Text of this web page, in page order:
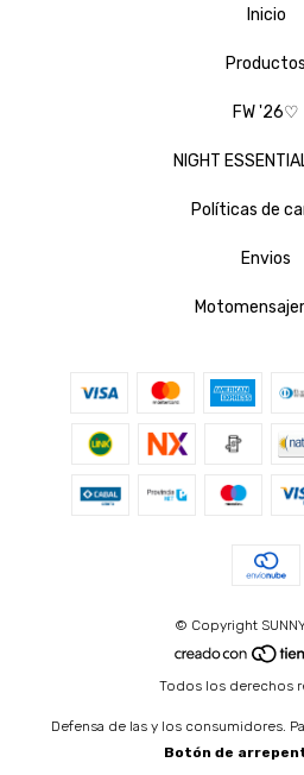
Inicio
Productos
FW '26♡
NIGHT
Políticas de
Envios
© Copyright
Todos los derechos
Defensa de las y los consumidores.
Botón de